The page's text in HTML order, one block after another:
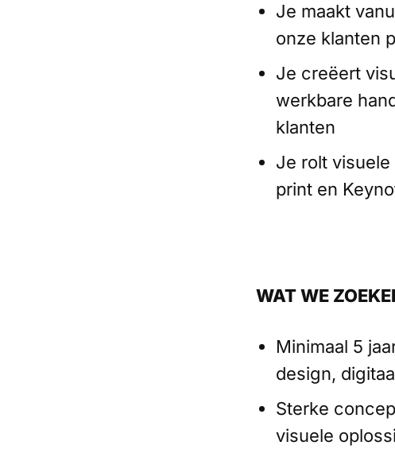
Je maakt
onze klanten
Je creëert
werkbare
klanten
Je rolt
print en
WAT WE
Minimaal 5
design,
Sterke
visuele